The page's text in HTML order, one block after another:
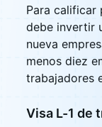
Para calificar
debe invertir
nueva
menos diez
trabajadores
Visa L-1 de